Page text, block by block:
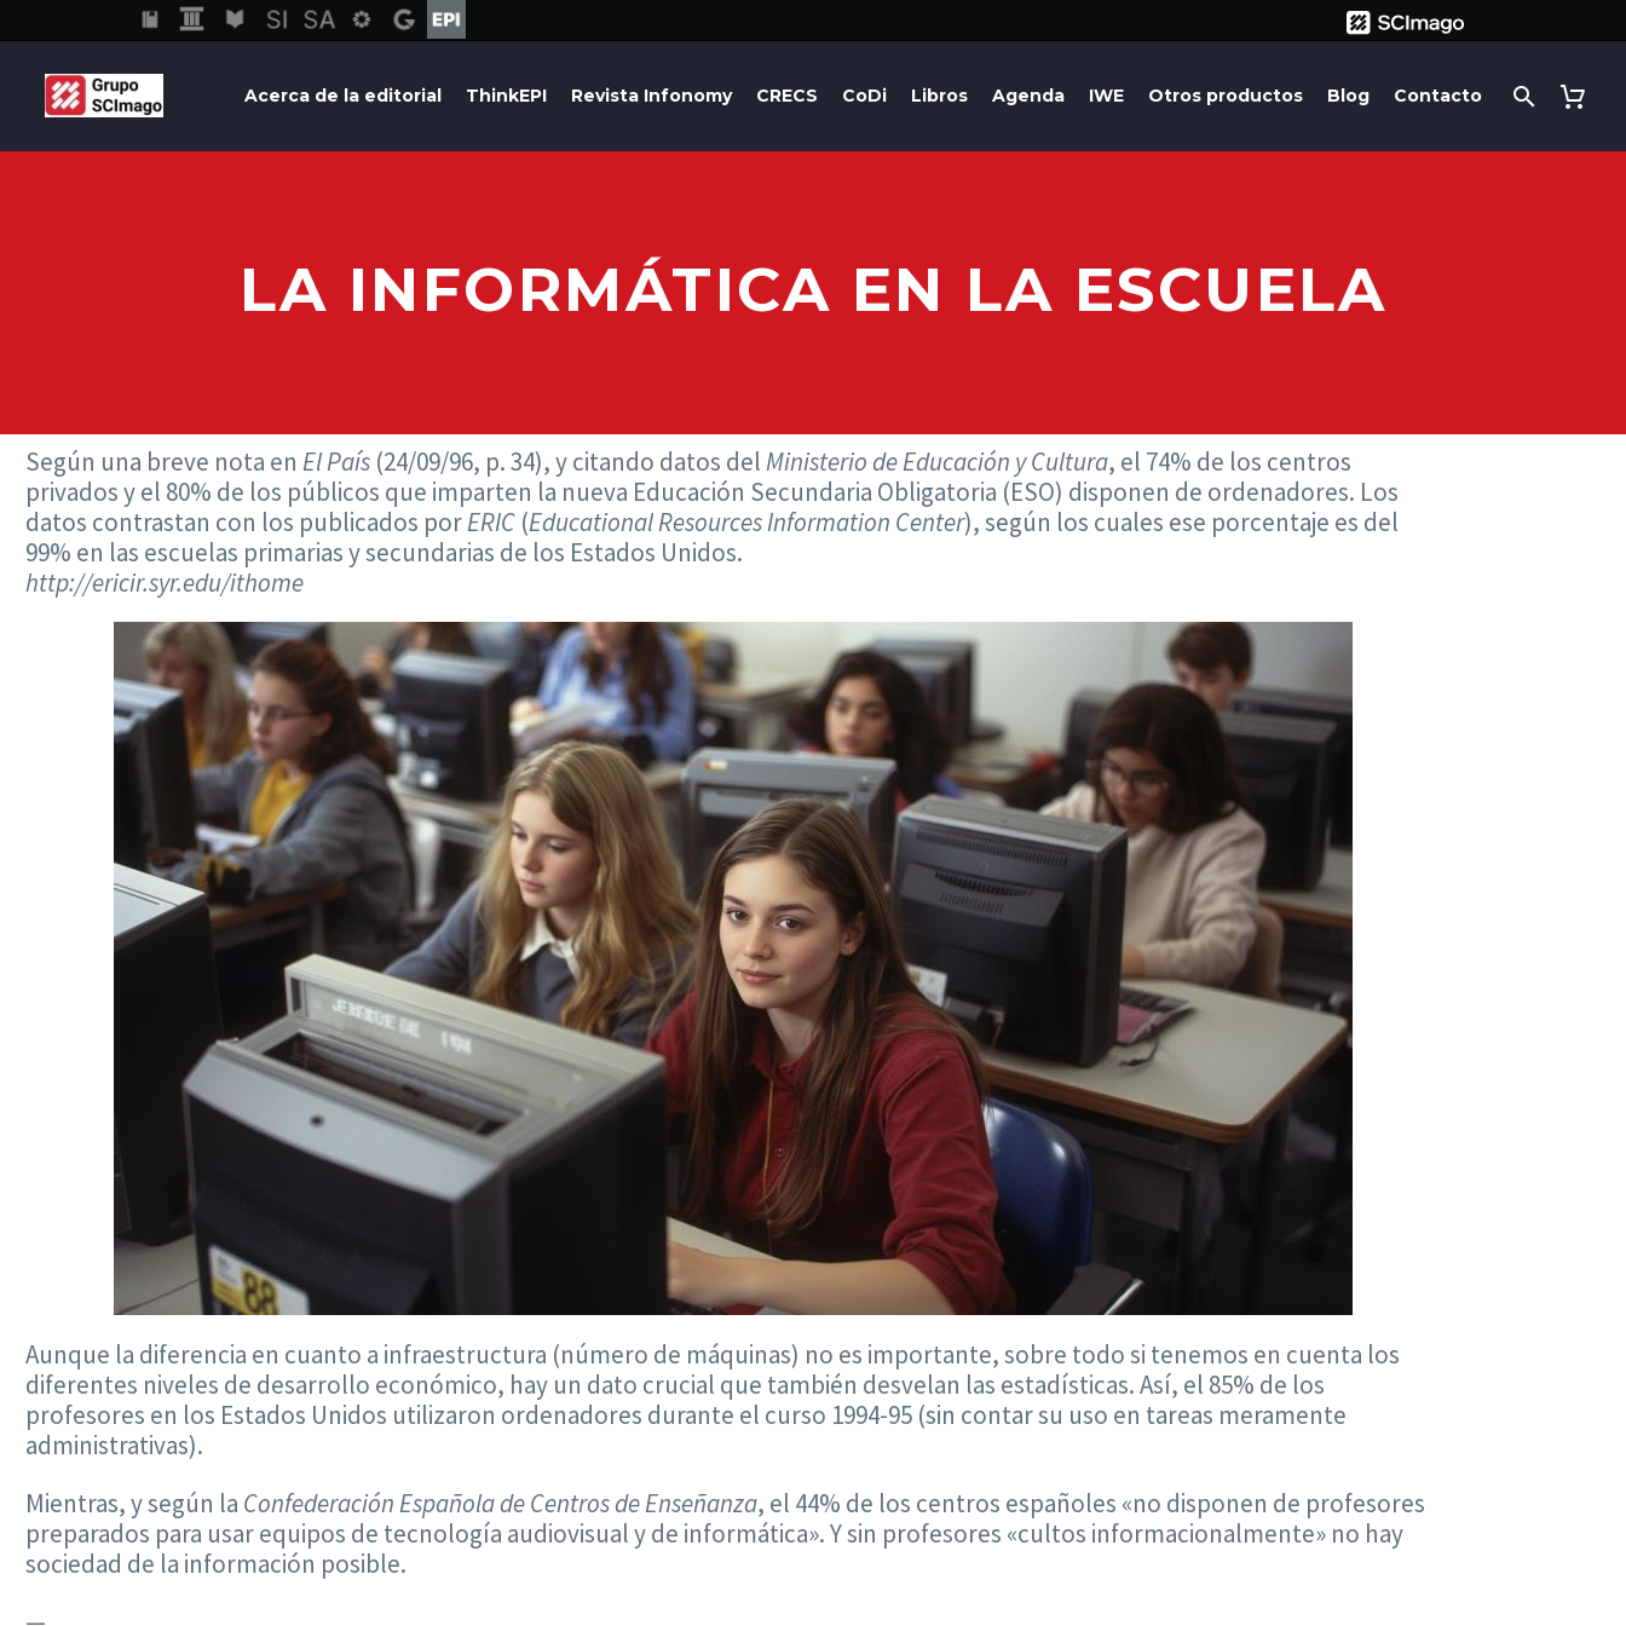
Acerca de la editorial ThinkEPI Revista Infonomy CRECS CoDi Libros Agenda IWE Otros productos Blog Contacto
LA INFORMÁTICA EN LA ESCUELA
Según una breve nota en El País (24/09/96, p. 34), y citando datos delMinisterio de Educación y Cultura, el 74% de los centros
privados y el 80% de los públicos que imparten la nueva Educación Secundaria Obligatoria (ESO) disponen de ordenadores. Los
datos contrastan con los publicados porERIC (Educational Resources Information Center), según los cuales ese porcentaje es del
99% en las escuelas primarias y secundarias de los Estados Unidos.
http://ericir.syr.edu/ithome
Aunque la diferencia en cuanto a infraestructura (número de máquinas) no es importante, sobre todo si tenemos en cuenta los
diferentes niveles de desarrollo económico, hay un dato crucial que también desvelan las estadísticas. Así, el 85% de los
profesores en los Estados Unidos utilizaron ordenadores durante el curso 1994-95 (sin contar su uso en tareas meramente
administrativas).
Mientras, y según la Confederación Española de Centros de Enseñanza, el 44% de los centros españoles «no disponen de profesores
preparados para usar equipos de tecnología audiovisual y de informática». Y sin profesores «cultos informacionalmente» no hay
sociedad de la información posible.